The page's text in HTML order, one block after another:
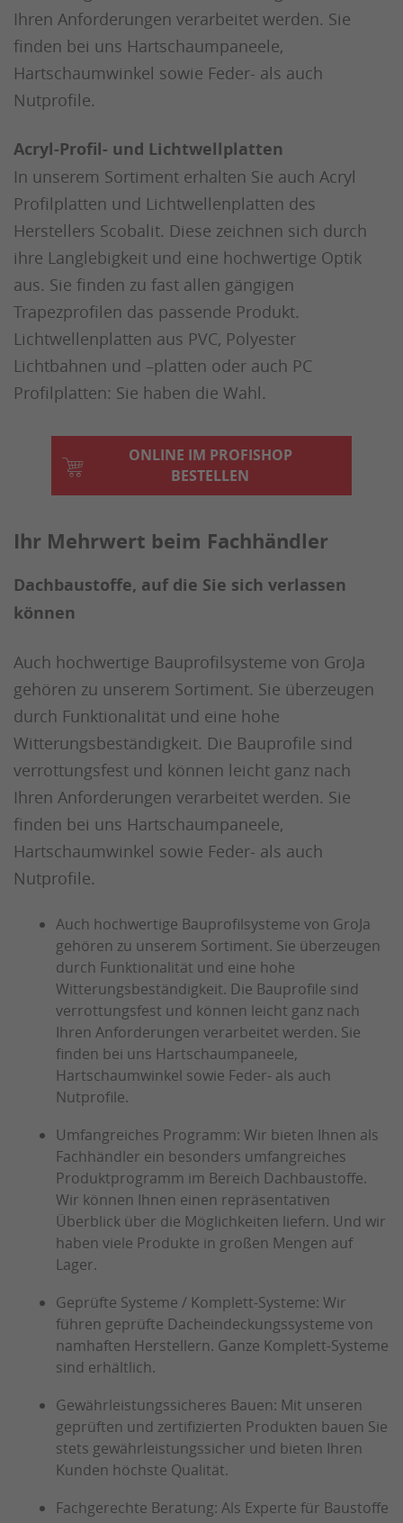
Ihren Anforderungen verarbeitet werden. Sie
finden bei uns Hartschaumpaneele,
Hartschaumwinkel sowie Feder- als auch
Nutprofile.
Acryl-Profil- und Lichtwellplatten
In unserem Sortiment erhalten Sie auch Acryl
Profilplatten und Lichtwellenplatten des
Herstellers Scobalit. Diese zeichnen sich durch
ihre Langlebigkeit und eine hochwertige Optik
aus. Sie finden zu fast allen gängigen
Trapezprofilen das passende Produkt.
Lichtwellenplatten aus PVC, Polyester
Lichtbahnen und –platten oder auch PC
Profilplatten: Sie haben die Wahl.
ONLINE IM PROFISHOP
BESTELLEN
Ihr Mehrwert beim Fachhändler
Dachbaustoffe, auf die Sie sich verlassen
können
Auch hochwertige Bauprofilsysteme von GroJa
gehören zu unserem Sortiment. Sie überzeugen
durch Funktionalität und eine hohe
Witterungsbeständigkeit. Die Bauprofile sind
verrottungsfest und können leicht ganz nach
Ihren Anforderungen verarbeitet werden. Sie
finden bei uns Hartschaumpaneele,
Hartschaumwinkel sowie Feder- als auch
Nutprofile.
Auch hochwertige Bauprofilsysteme von GroJa
gehören zu unserem Sortiment. Sie überzeugen
durch Funktionalität und eine hohe
Witterungsbeständigkeit. Die Bauprofile sind
verrottungsfest und können leicht ganz nach
Ihren Anforderungen verarbeitet werden. Sie
finden bei uns Hartschaumpaneele,
Hartschaumwinkel sowie Feder- als auch
Nutprofile.
Umfangreiches Programm: Wir bieten Ihnen als
Fachhändler ein besonders umfangreiches
Produktprogramm im Bereich Dachbaustoffe.
Wir können Ihnen einen repräsentativen
Überblick über die Möglichkeiten liefern. Und wir
haben viele Produkte in großen Mengen auf
Lager.
Geprüfte Systeme / Komplett-Systeme: Wir
führen geprüfte Dacheindeckungssysteme von
namhaften Herstellern. Ganze Komplett-Systeme
sind erhältlich.
Gewährleistungssicheres Bauen: Mit unseren
geprüften und zertifizierten Produkten bauen Sie
stets gewährleistungssicher und bieten Ihren
Kunden höchste Qualität.
Fachgerechte Beratung: Als Experte für Baustoffe